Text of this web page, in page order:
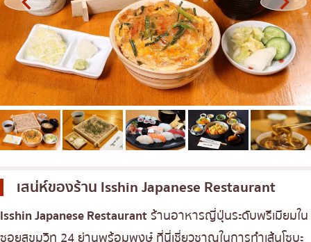
หม้อไฟญี่ปุ่น
ของย่างเสียบไม้/เครื่องในย่าง
ร้านอาหารญี่ปุ่นแบบดั้งเดิม
ทาโกะยากิ
โอเด้ง/เมนูตุ๋นสไตล์ญี่ปุ่น
อาหารชุด/อาหารญี่ปุ่นสไตล์โฮมคุกกิ้ง
นนทบุรี
เชียงใหม่
ลาดพร้าว
สมุทรปราการ
ปทุมธานี
สมุทรสาคร
พัทยา
ธนิยะ
เสน่ห์ของร้าน Isshin Japanese Restaurant
Isshin Japanese Restaurantร้านอาหารญี่ปุ่นระดับพรีเมียมใน
ซอยสุขุมวิท 24 ย่านพร้อมพงษ์ ที่นี่เชี่ยวชาญในการทำเส้นโซบะ